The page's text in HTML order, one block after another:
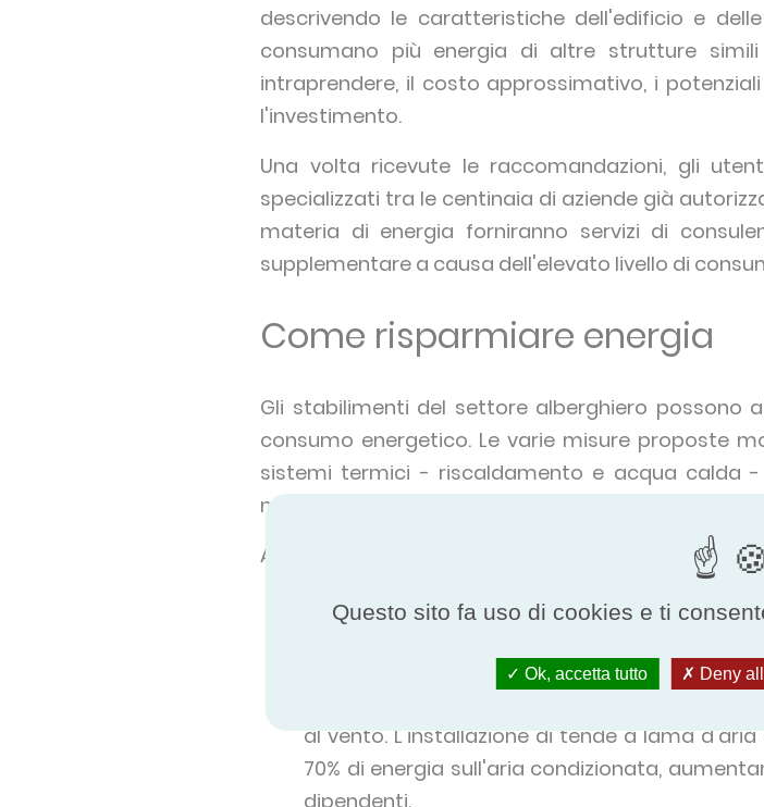
descrivendo le caratteristiche dell'edificio e
consumano più energia di altre strutture
intraprendere, il costo approssimativo, i
l'investimento.
Una volta ricevute le raccomandazioni, gli
specializzati tra le centinaia di aziende già
materia di energia forniranno servizi di
supplementare a causa dell'elevato livello di
Come risparmiare energia
Gli stabilimenti del settore alberghiero possono
consumo energetico. Le varie misure proposte
sistemi termici - riscaldamento e acqua calda -
nell'area circostante: facciate e finestre dei loro
Alcune delle misure hanno un alto grado di
Installazione di lame d'aria all'ingresso
scambio di calore tra l'interno e l'esterno, in
notevoli perdite di aria condizionata (sia per
di semplici porte automatiche che
al vento. L'installazione di tende a lama
70% di energia sull'aria condizionata,
dipendenti.
Questo sito fa uso di cookies e ti
Ok, accetta tutto Deny